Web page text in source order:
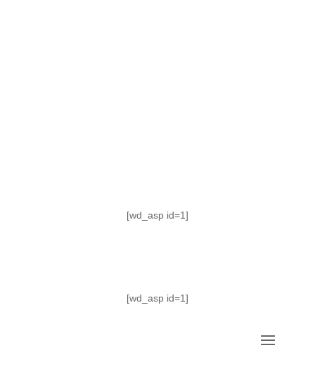
[wd_asp id=1]
[wd_asp id=1]